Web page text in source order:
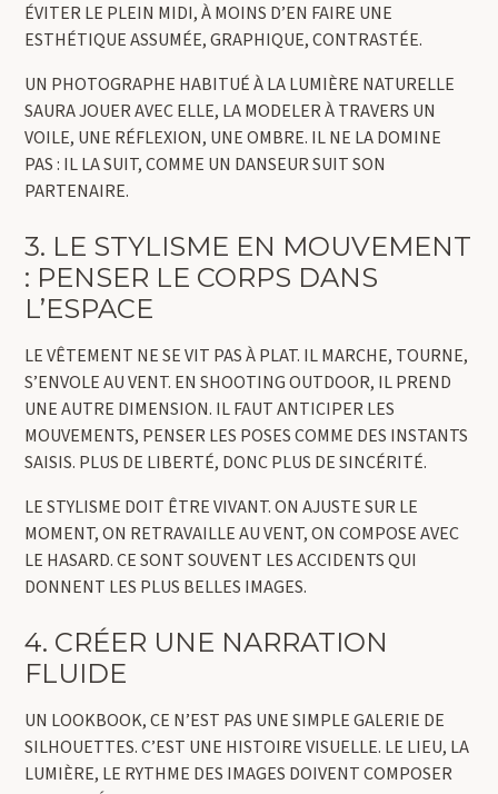
ÉVITER LE PLEIN MIDI, À MOINS D’EN FAIRE UNE
ESTHÉTIQUE ASSUMÉE, GRAPHIQUE, CONTRASTÉE.
UN PHOTOGRAPHE HABITUÉ À LA LUMIÈRE NATURELLE
SAURA JOUER AVEC ELLE, LA MODELER À TRAVERS UN
VOILE, UNE RÉFLEXION, UNE OMBRE. IL NE LA DOMINE
PAS : IL LA SUIT, COMME UN DANSEUR SUIT SON
PARTENAIRE.
3. LE STYLISME EN MOUVEMENT
: PENSER LE CORPS DANS
L’ESPACE
LE VÊTEMENT NE SE VIT PAS À PLAT. IL MARCHE, TOURNE,
S’ENVOLE AU VENT. EN SHOOTING OUTDOOR, IL PREND
UNE AUTRE DIMENSION. IL FAUT ANTICIPER LES
MOUVEMENTS, PENSER LES POSES COMME DES INSTANTS
SAISIS. PLUS DE LIBERTÉ, DONC PLUS DE SINCÉRITÉ.
LE STYLISME DOIT ÊTRE VIVANT. ON AJUSTE SUR LE
MOMENT, ON RETRAVAILLE AU VENT, ON COMPOSE AVEC
LE HASARD. CE SONT SOUVENT LES ACCIDENTS QUI
DONNENT LES PLUS BELLES IMAGES.
4. CRÉER UNE NARRATION
FLUIDE
UN LOOKBOOK, CE N’EST PAS UNE SIMPLE GALERIE DE
SILHOUETTES. C’EST UNE HISTOIRE VISUELLE. LE LIEU, LA
LUMIÈRE, LE RYTHME DES IMAGES DOIVENT COMPOSER